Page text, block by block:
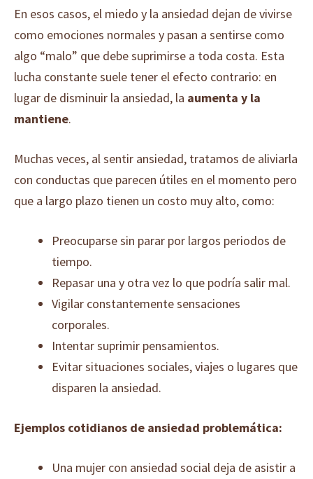
En esos casos, el miedo y la ansiedad dejan de vivirse
como emociones normales y pasan a sentirse como
algo “malo” que debe suprimirse a toda costa. Esta
lucha constante suele tener el efecto contrario: en
lugar de disminuir la ansiedad, la aumenta y la
mantiene.
Muchas veces, al sentir ansiedad, tratamos de aliviarla
con conductas que parecen útiles en el momento pero
que a largo plazo tienen un costo muy alto, como:
Preocuparse sin parar por largos periodos de
tiempo.
Repasar una y otra vez lo que podría salir mal.
Vigilar constantemente sensaciones
corporales.
Intentar suprimir pensamientos.
Evitar situaciones sociales, viajes o lugares que
disparen la ansiedad.
Ejemplos cotidianos de ansiedad problemática:
Una mujer con ansiedad social deja de asistir a